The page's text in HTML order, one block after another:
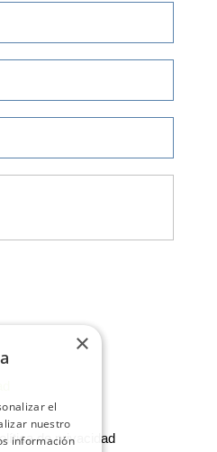
de privacidad
×
el
nuestro
información